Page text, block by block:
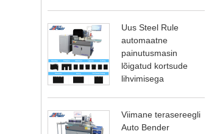
Uus Steel Rule
automaatne
painutusmasin
lõigatud kortsude
lihvimisega
Viimane terasereegli
Auto Bender